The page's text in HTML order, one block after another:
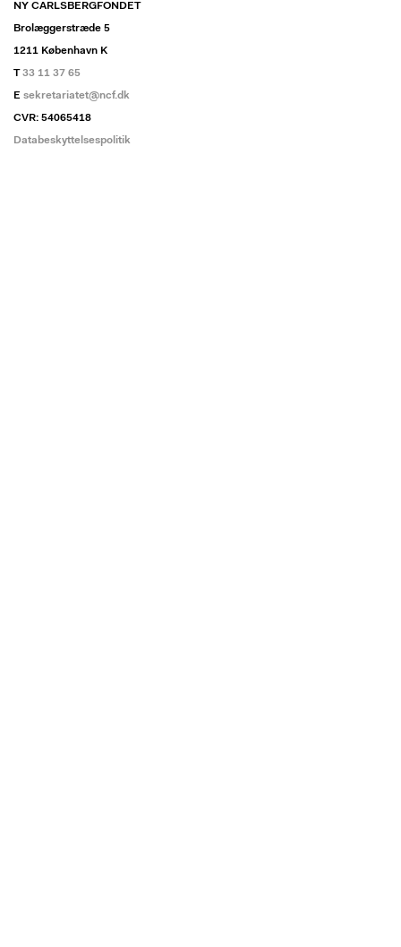
NY CARLSBERGFONDET
Brolæggerstræde 5
1211 København K
T 33 11 37 65
E sekretariatet@ncf.dk
CVR: 54065418
Databeskyttelsespolitik